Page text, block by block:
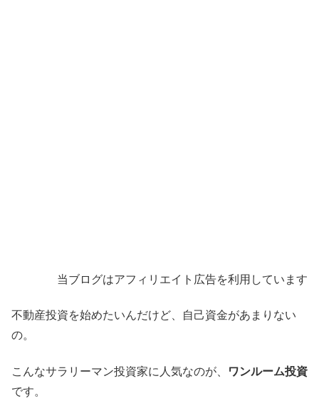
当ブログはアフィリエイト広告を利用しています
不動産投資を始めたいんだけど、自己資金があまりない
の。
こんなサラリーマン投資家に人気なのが、
ワンルーム投資
です。